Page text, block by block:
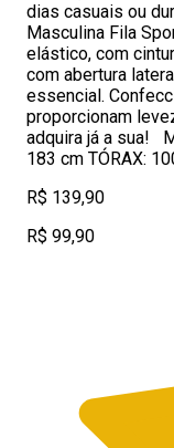
dias casuais ou
Masculina Fila
elástico, com
com abertura
essencial.
proporcionam
adquira já a sua!
183 cm TÓRAX:
R$ 139,90
R$ 99,90